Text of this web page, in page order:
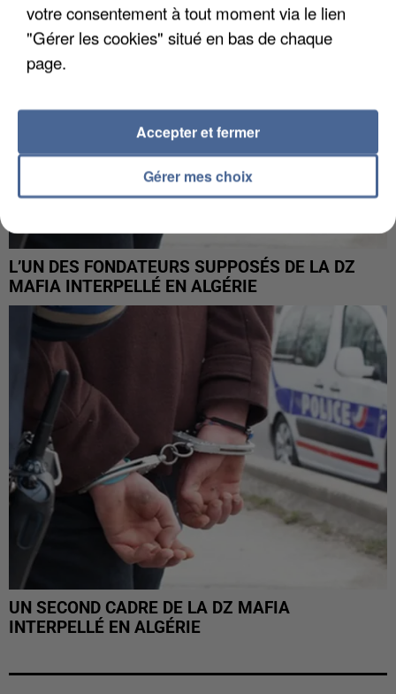
L’UN DES FONDATEURS SUPPOSÉS DE LA DZ
MAFIA INTERPELLÉ EN ALGÉRIE
UN SECOND CADRE DE LA DZ MAFIA
INTERPELLÉ EN ALGÉRIE
votre consentement à tout moment via le lien
"Gérer les cookies" situé en bas de chaque
page.
Gérer mes choix
Accepter et fermer